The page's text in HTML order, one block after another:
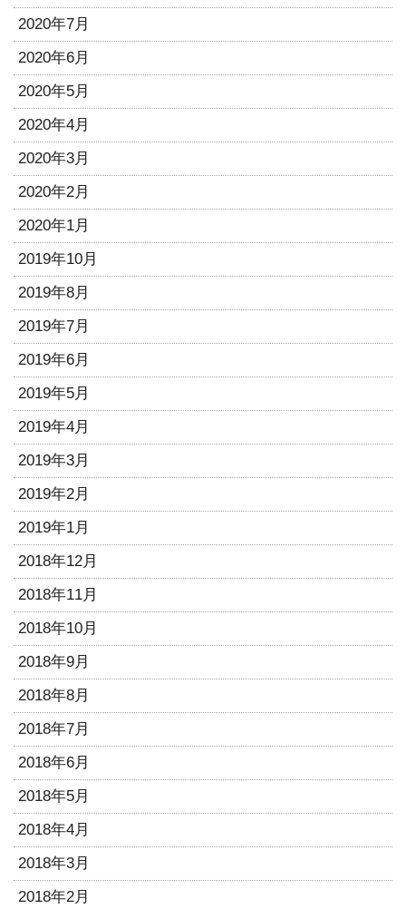
2020年7月
2020年6月
2020年5月
2020年4月
2020年3月
2020年2月
2020年1月
2019年10月
2019年8月
2019年7月
2019年6月
2019年5月
2019年4月
2019年3月
2019年2月
2019年1月
2018年12月
2018年11月
2018年10月
2018年9月
2018年8月
2018年7月
2018年6月
2018年5月
2018年4月
2018年3月
2018年2月